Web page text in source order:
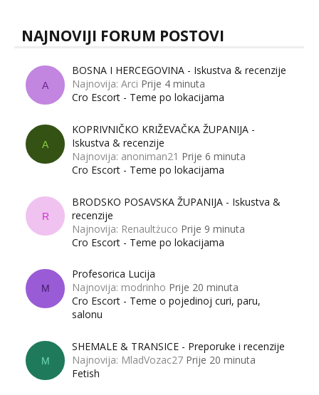
NAJNOVIJI FORUM POSTOVI
A
BOSNA I HERCEGOVINA - Iskustva & recenzije
Najnovija: Arci Prije 4 minuta
Cro Escort - Teme po lokacijama
A
KOPRIVNIČKO KRIŽEVAČKA ŽUPANIJA -
Iskustva & recenzije
Najnovija: anoniman21 Prije 6 minuta
Cro Escort - Teme po lokacijama
R
BRODSKO POSAVSKA ŽUPANIJA - Iskustva &
recenzije
Najnovija: Renaultżuco Prije 9 minuta
Cro Escort - Teme po lokacijama
M
Profesorica Lucija
Najnovija: modrinho Prije 20 minuta
Cro Escort - Teme o pojedinoj curi, paru,
salonu
M
SHEMALE & TRANSICE - Preporuke i recenzije
Najnovija: MladVozac27 Prije 20 minuta
Fetish